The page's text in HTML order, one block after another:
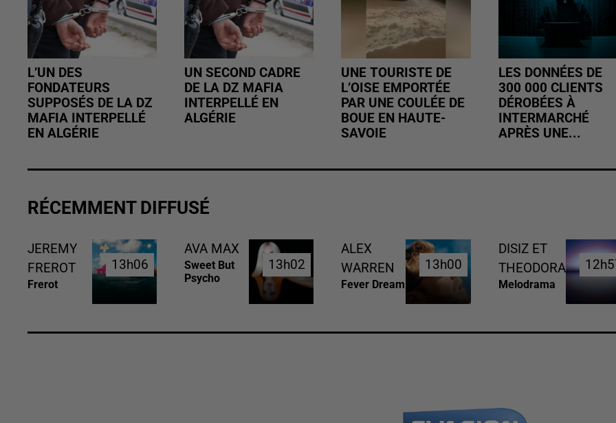
L’UN DES
FONDATEURS
SUPPOSÉS DE LA DZ
MAFIA INTERPELLÉ
EN ALGÉRIE
UN SECOND CADRE
DE LA DZ MAFIA
INTERPELLÉ EN
ALGÉRIE
UNE TOURISTE DE
L’OISE EMPORTÉE
PAR UNE COULÉE DE
BOUE EN HAUTE-
SAVOIE
LES DONNÉES DE
300 000 CLIENTS
DÉROBÉES À
INTERMARCHÉ
APRÈS UNE...
RÉCEMMENT DIFFUSÉ
JEREMY
FREROT
Frerot
13h06
13h06
AVA MAX
Sweet But
Psycho
13h02
13h02
ALEX
WARREN
Fever Dream
13h00
13h00
DISIZ ET
THEODORA
Melodrama